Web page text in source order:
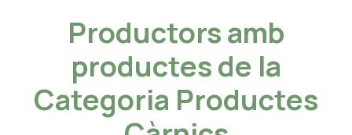
Productors amb
productes de la
Categoria Productes